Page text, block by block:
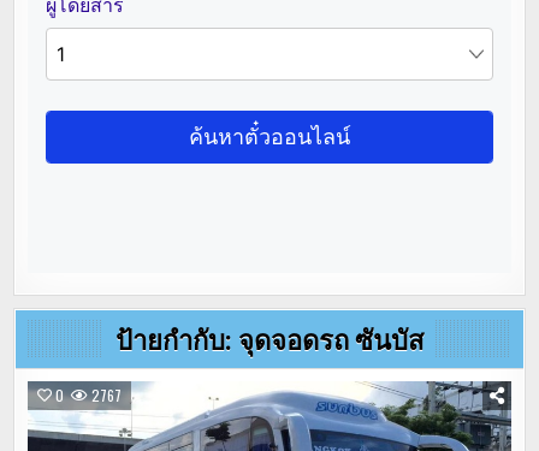
ป้ายกำกับ: จุดจอดรถ ซันบัส
0 2767